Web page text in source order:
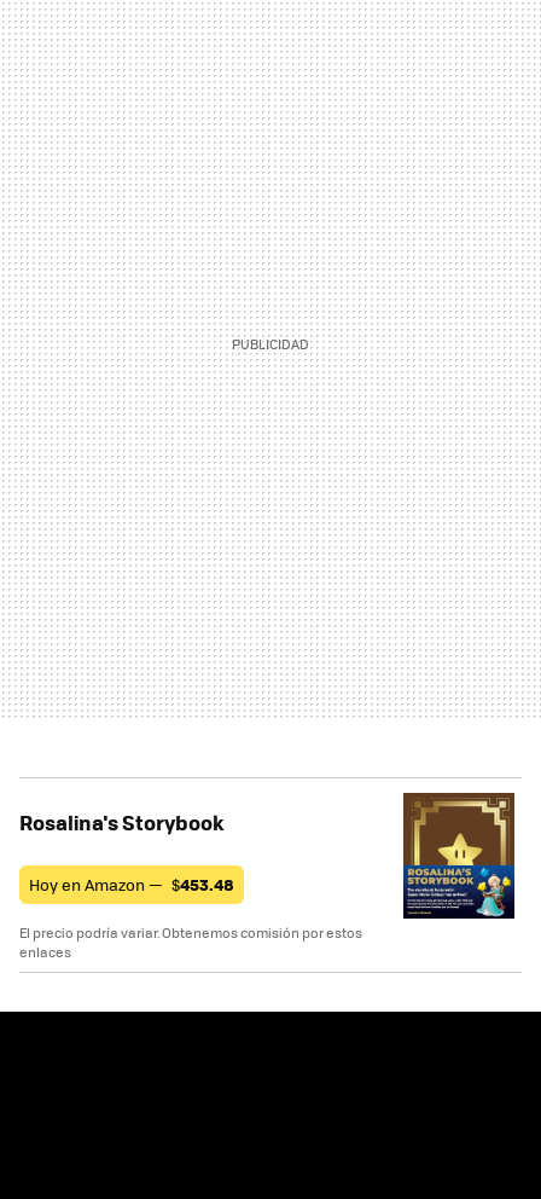
Rosalina's Storybook
Hoy en Amazon — $453.48
El precio podría variar. Obtenemos comisión por estos
enlaces